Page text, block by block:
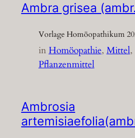
Ambra grisea
Vorlage Homöopathikum
inHomöopathie, Mittel
Pflanzenmittel
Ambrosia